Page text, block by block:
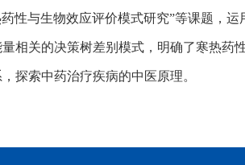
性与生物效应评价模式研究”等课题，
相关的决策树差别模式，明确了寒热药
探索中药治疗疾病的中医原理。